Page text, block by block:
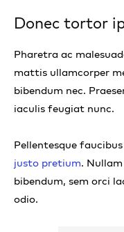
Donec tortor
Pharetra ac
mattis ullamcorper
bibendum nec.
iaculis feugiat nunc.
Pellentesque
justo pretium.
bibendum, sem orci
odio.